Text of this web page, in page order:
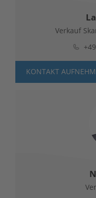
Verkauf
KONTAKT